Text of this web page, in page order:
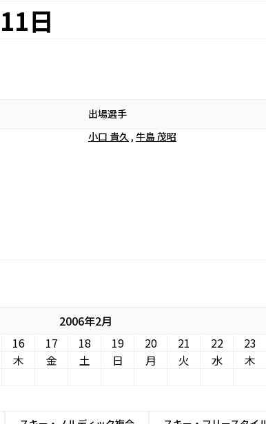
日
出場選手
小口 貴久 , 牛島 茂昭
2006年2月
16 17 18 19 20 21 22
23
木 金 土 日 月 火 水
木